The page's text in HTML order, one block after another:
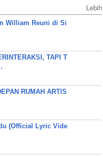
Lebih
William Reuni di Si
TAPI T
RUMAH ARTIS
(Official Lyric Vide